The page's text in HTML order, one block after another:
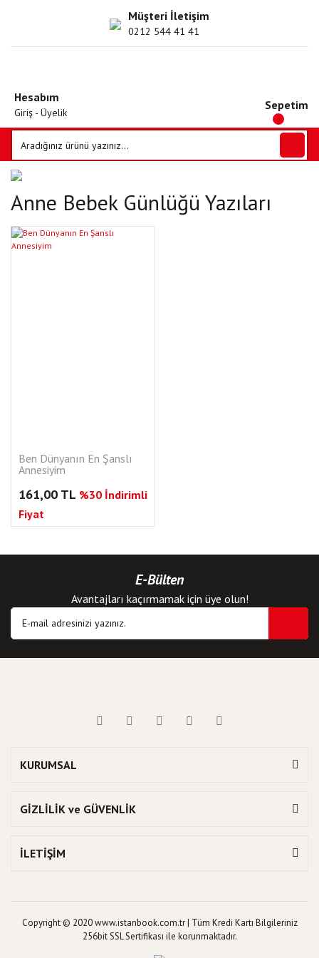
Müşteri İletişim
0212 544 41 41
Hesabım
Giriş - Üyelik
Sepetim
Anne Bebek Günlüğü Yazıları
Ben Dünyanın En Şanslı
Annesiyim
161,00 TL %30 İndirimli
Fiyat
E-Bülten
Avantajları kaçırmamak için üye olun!
KURUMSAL
GİZLİLİK ve GÜVENLİK
İLETİŞİM
Copyright © 2020 www.istanbook.com.tr | Tüm Kredi Kartı Bilgileriniz
256bit SSL Sertifikası ile korunmaktadır.